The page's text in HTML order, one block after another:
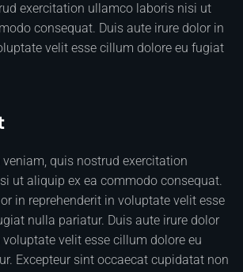
exercitation ullamco laboris nisi ut
consequat. Duis aute irure dolor in
velit esse cillum dolore eu fugiat
quis nostrud exercitation
ut aliquip ex ea commodo consequat.
in reprehenderit in voluptate velit esse
nulla pariatur. Duis aute irure dolor
velit esse cillum dolore eu
Excepteur sint occaecat cupidatat non